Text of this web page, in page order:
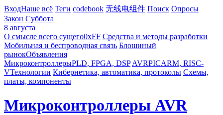
ВходНаше всё Теги codebook 无线电组件 Поиск Опросы
Закон Суббота
8 августа
О смысле всего сущего0xFF Средства и методы разработки
Мобильная и беспроводная связь Блошиный
рынокОбъявления
МикроконтроллерыPLD, FPGA, DSP AVRPICARM, RISC-
VТехнологии Кибернетика, автоматика, протоколы Схемы,
платы, компоненты
Микроконтроллеры AVR